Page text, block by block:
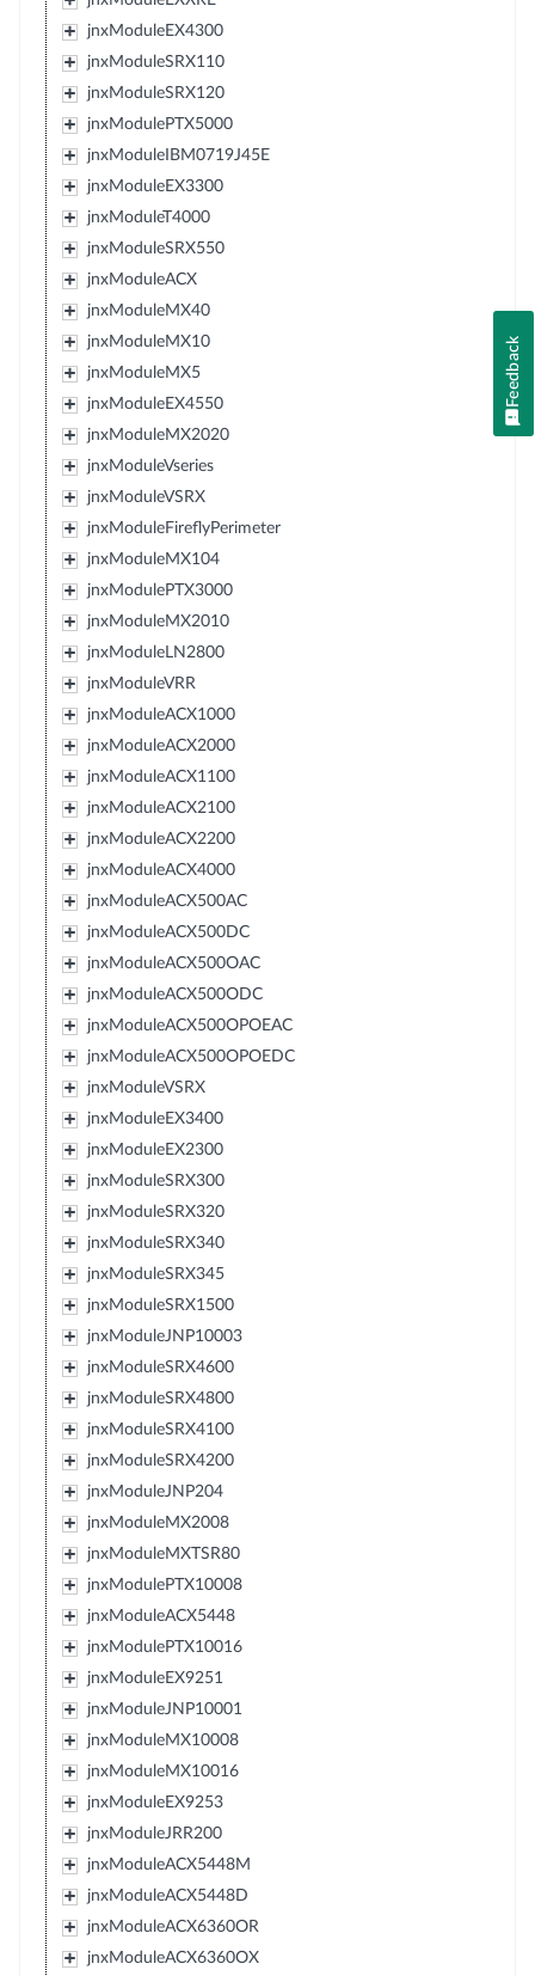
jnxModuleEX4300
jnxModuleSRX110
jnxModuleSRX120
jnxModulePTX5000
jnxModuleIBM0719J45E
jnxModuleEX3300
jnxModuleT4000
jnxModuleSRX550
jnxModuleACX
jnxModuleMX40
jnxModuleMX10
jnxModuleMX5
jnxModuleEX4550
jnxModuleMX2020
jnxModuleVseries
jnxModuleVSRX
jnxModuleFireflyPerimeter
jnxModuleMX104
jnxModulePTX3000
jnxModuleMX2010
jnxModuleLN2800
jnxModuleVRR
jnxModuleACX1000
jnxModuleACX2000
jnxModuleACX1100
jnxModuleACX2100
jnxModuleACX2200
jnxModuleACX4000
jnxModuleACX500AC
jnxModuleACX500DC
jnxModuleACX500OAC
jnxModuleACX500ODC
jnxModuleACX500OPOEAC
jnxModuleACX500OPOEDC
jnxModuleVSRX
jnxModuleEX3400
jnxModuleEX2300
jnxModuleSRX300
jnxModuleSRX320
jnxModuleSRX340
jnxModuleSRX345
jnxModuleSRX1500
jnxModuleJNP10003
jnxModuleSRX4600
jnxModuleSRX4800
jnxModuleSRX4100
jnxModuleSRX4200
jnxModuleJNP204
jnxModuleMX2008
jnxModuleMXTSR80
jnxModulePTX10008
jnxModuleACX5448
jnxModulePTX10016
jnxModuleEX9251
jnxModuleJNP10001
jnxModuleMX10008
jnxModuleMX10016
jnxModuleEX9253
jnxModuleJRR200
jnxModuleACX5448M
jnxModuleACX5448D
jnxModuleACX6360OR
jnxModuleACX6360OX
Feedback